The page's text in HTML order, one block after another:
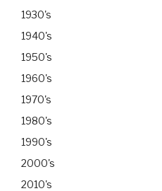
1930's
1940's
1950's
1960's
1970's
1980's
1990's
2000's
2010's